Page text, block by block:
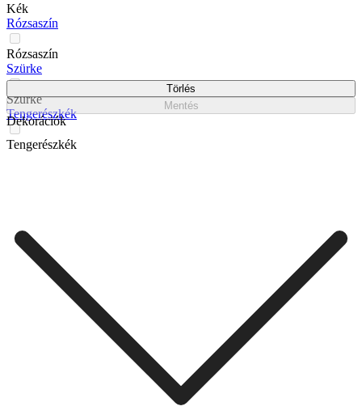
Kék
Rózsaszín
Rózsaszín
Szürke
Szürke
Tengerészkék
Tengerészkék
Törlés
Mentés
Dekorációk